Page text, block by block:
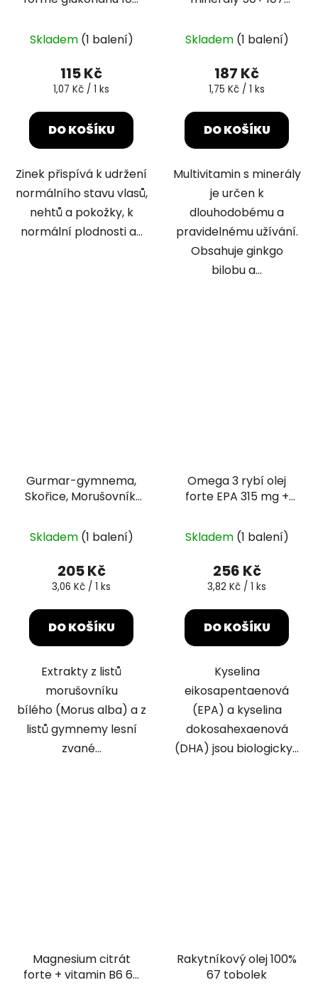
Skladem (1 balení)
115 Kč
Měrná
1,07 Kč / 1 ks
DO KOŠÍKU
Zinek přispívá k udržení
normálního stavu vlasů,
nehtů a pokožky, k
normální plodnosti a...
Skladem (1 balení)
187 Kč
Měrná
1,75 Kč / 1 ks
DO KOŠÍKU
Multivitamin s minerály
je určen k
dlouhodobému a
pravidelnému užívání.
Obsahuje ginkgo
bilobu a...
Gurmar-gymnema,
Skořice, Morušovník,
Skladem (1 balení)
205 Kč
Měrná
3,06 Kč / 1 ks
DO KOŠÍKU
Extrakty z listů
morušovníku
bílého (Morus alba) a z
listů gymnemy lesní
zvané...
Omega 3 rybí olej
forte EPA 315 mg +
tobolek
Skladem (1 balení)
256 Kč
Měrná
3,82 Kč / 1 ks
DO KOŠÍKU
Kyselina
eikosapentaenová
(EPA) a kyselina
dokosahexaenová
(DHA) jsou biologicky...
Magnesium citrát
forte + vitamin B6 67
Rakytníkový olej 100%
67 tobolek